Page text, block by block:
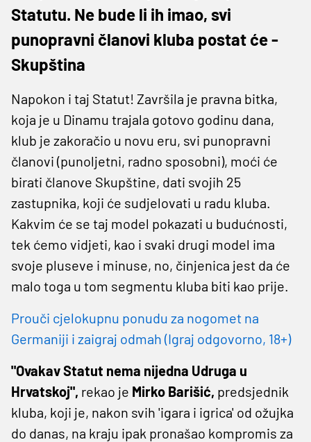
Statutu. Ne bude li ih imao, svi
punopravni članovi kluba postat će -
Skupština
Napokon i taj Statut! Završila je pravna bitka,
koja je u Dinamu trajala gotovo godinu dana,
klub je zakoračio u novu eru, svi punopravni
članovi (punoljetni, radno sposobni), moći će
birati članove Skupštine, dati svojih 25
zastupnika, koji će sudjelovati u radu kluba.
Kakvim će se taj model pokazati u budućnosti,
tek ćemo vidjeti, kao i svaki drugi model ima
svoje pluseve i minuse, no, činjenica jest da će
malo toga u tom segmentu kluba biti kao prije.
Prouči cjelokupnu ponudu za nogomet na
Germaniji i zaigraj odmah (Igraj odgovorno, 18+)
"Ovakav Statut nema nijedna Udruga u
Hrvatskoj", rekao je Mirko Barišić, predsjednik
kluba, koji je, nakon svih 'igara i igrica' od ožujka
do danas, na kraju ipak pronašao kompromis za